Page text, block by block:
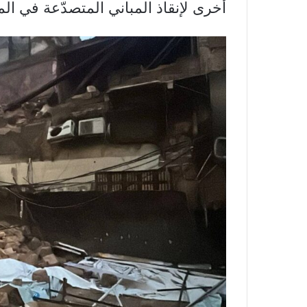
أخرى لإنقاذ المباني المتصدّعة في